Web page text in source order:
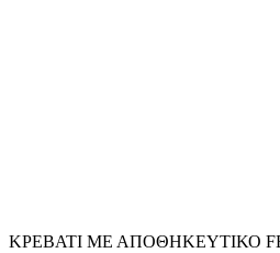
ΚΡΕΒΑΤΙ ΜΕ ΑΠΟΘΗΚΕΥΤΙΚΟ